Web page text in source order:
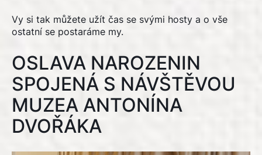
Vy si tak můžete užít čas se svými hosty a o vše
ostatní se postaráme my.
OSLAVA NAROZENIN
SPOJENÁ S NÁVŠTĚVOU
MUZEA ANTONÍNA
DVOŘÁKA